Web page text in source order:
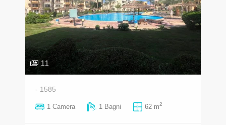
11
- 1585
1 Camera 1 Bagni 62 m2